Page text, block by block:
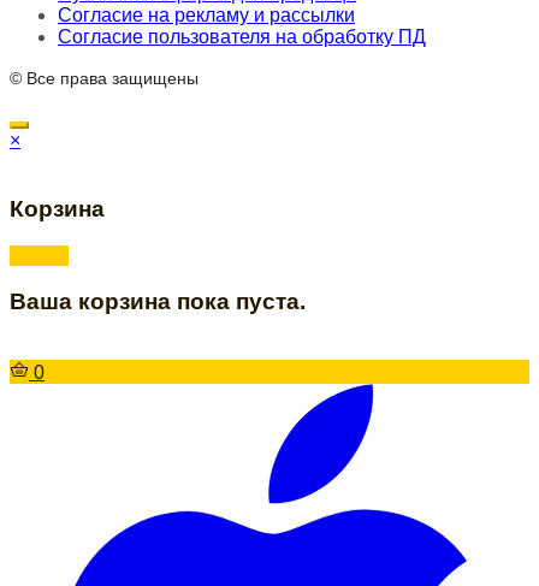
Согласие на рекламу и рассылки
Согласие пользователя на обработку ПД
© Все права защищены
×
Корзина
Ваша корзина пока пуста.
0